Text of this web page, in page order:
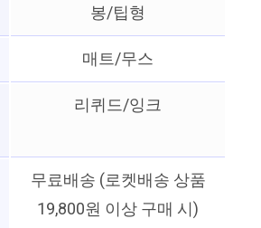
봉/팁형
매트/무스
리퀴드/잉크
무료배송 (로켓배송 상품
19,800원 이상 구매 시)